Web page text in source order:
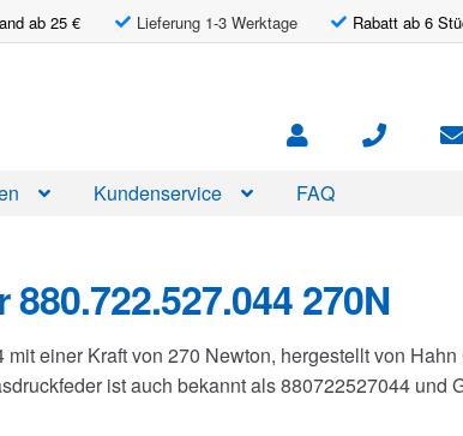
ab 25 € Lieferung 1-3 Werktage Rabatt ab 6
Kundenservice FAQ
270N
einer Kraft von 270 Newton, hergestellt von
ist auch bekannt als 880722527044 und